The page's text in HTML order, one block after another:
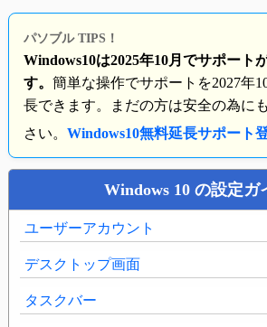
パソブル TIPS！
Windows10は2025年10月でサポート
す。 簡単な操作でサポートを2027年
長できます。まだの方は安全の為に
さい。 Windows10無料延長サポート
Windows 10 の設定ガ
ユーザーアカウント
デスクトップ画面
タスクバー